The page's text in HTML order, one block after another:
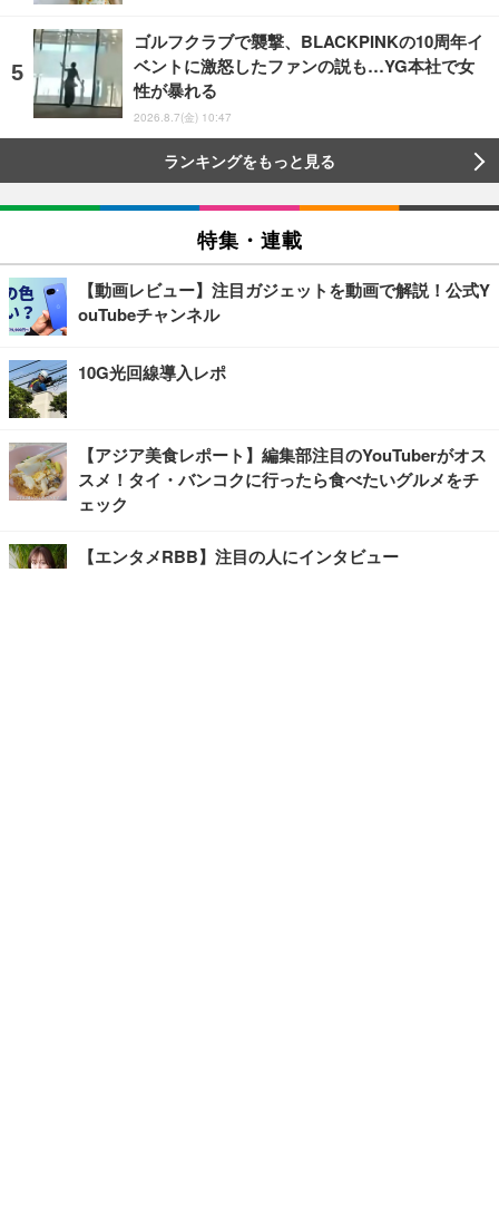
ゴルフクラブで襲撃、BLACKPINKの10周年イ
ベントに激怒したファンの説も…YG本社で女
性が暴れる
2026.8.7(金) 10:47
ランキングをもっと見る
特集・連載
【動画レビュー】注目ガジェットを動画で解説！公式Y
ouTubeチャンネル
10G光回線導入レポ
【アジア美食レポート】編集部注目のYouTuberがオス
スメ！タイ・バンコクに行ったら食べたいグルメをチ
ェック
【エンタメRBB】注目の人にインタビュー